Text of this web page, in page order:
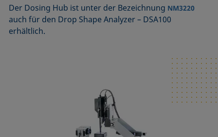
Der Dosing Hub ist unter der Bezeichnung NM3220
auch für den Drop Shape Analyzer – DSA100
erhältlich.